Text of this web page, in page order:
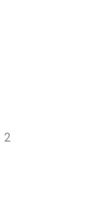
2